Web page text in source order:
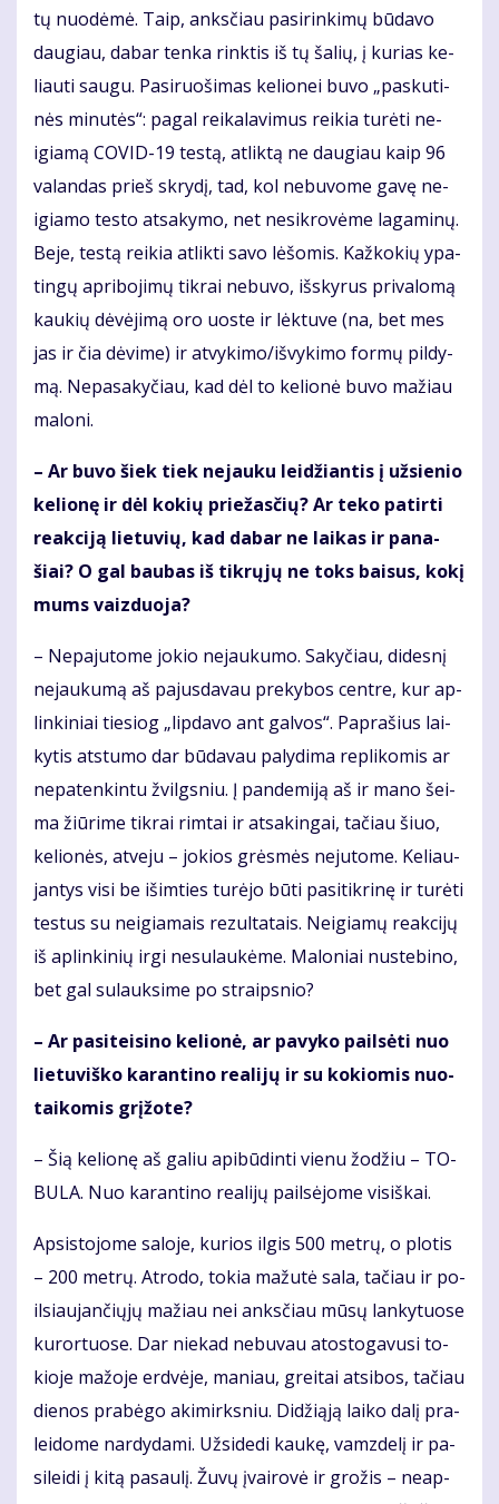
tų nuo­dė­mė. Taip, anks­čiau pa­si­rin­ki­mų bū­da­vo
dau­giau, da­bar ten­ka rink­tis iš tų ša­lių, į ku­rias ke­
liau­ti sau­gu. Pa­si­ruo­ši­mas ke­lio­nei bu­vo „pas­ku­ti­
nės mi­nu­tės“: pa­gal rei­ka­la­vi­mus rei­kia tu­rė­ti ne­
igia­mą CO­VID-19 tes­tą, at­lik­tą ne dau­giau kaip 96
va­lan­das prieš skry­dį, tad, kol ne­bu­vo­me ga­vę ne­
igia­mo tes­to at­sa­ky­mo, net ne­si­kro­vė­me la­ga­mi­nų.
Be­je, tes­tą rei­kia at­lik­ti sa­vo lė­šo­mis. Kaž­ko­kių ypa­
tin­gų ap­ri­bo­ji­mų tik­rai ne­bu­vo, iš­sky­rus pri­va­lo­mą
kau­kių dė­vė­ji­mą oro uos­te ir lėk­tu­ve (na, bet mes
jas ir čia dė­vi­me) ir at­vy­ki­mo/iš­vy­ki­mo for­mų pil­dy­
mą. Ne­pa­sa­ky­čiau, kad dėl to ke­lio­nė bu­vo ma­žiau
ma­lo­ni.
– Ar bu­vo šiek tiek ne­jau­ku lei­džian­tis į už­sie­nio
ke­lio­nę ir dėl ko­kių prie­žas­čių? Ar te­ko pa­tir­ti
re­ak­ci­ją lie­tu­vių, kad da­bar ne lai­kas ir pa­na­
šiai? O gal bau­bas iš tik­rų­jų ne toks bai­sus, ko­kį
mums vaiz­duo­ja?
– Ne­pa­ju­to­me jo­kio ne­jau­ku­mo. Sa­ky­čiau, di­des­nį
ne­jau­ku­mą aš pa­jus­da­vau pre­ky­bos cen­tre, kur ap­
lin­ki­niai tie­siog „lip­da­vo ant gal­vos“. Pa­pra­šius lai­
ky­tis at­stu­mo dar bū­da­vau pa­ly­di­ma re­pli­ko­mis ar
ne­pa­ten­kin­tu žvilgs­niu. Į pan­de­mi­ją aš ir ma­no šei­
ma žiū­ri­me tik­rai rim­tai ir at­sa­kin­gai, ta­čiau šiuo,
ke­lio­nės, at­ve­ju – jo­kios grės­mės ne­ju­to­me. Ke­liau­
jan­tys vi­si be iš­im­ties tu­rė­jo bū­ti pa­si­tik­ri­nę ir tu­rė­ti
tes­tus su ne­igia­mais re­zul­ta­tais. Ne­igia­mų re­ak­ci­jų
iš ap­lin­ki­nių ir­gi ne­su­lau­kė­me. Ma­lo­niai nu­ste­bi­no,
bet gal su­lauk­si­me po straips­nio?
– Ar pa­si­tei­si­no ke­lio­nė, ar pa­vy­ko pail­sė­ti nuo
lie­tu­viš­ko ka­ran­ti­no re­a­li­jų ir su ko­kio­mis nuo­
tai­ko­mis grį­žo­te?
– Šią ke­lio­nę aš ga­liu api­bū­din­ti vie­nu žo­džiu – TO­
BU­LA. Nuo ka­ran­ti­no re­a­li­jų pail­sė­jo­me vi­siš­kai.
Ap­si­sto­jo­me sa­lo­je, ku­rios il­gis 500 met­rų, o plo­tis
– 200 met­rų. At­ro­do, to­kia ma­žu­tė sa­la, ta­čiau ir po­
il­siau­jan­čių­jų ma­žiau nei anks­čiau mū­sų lan­ky­tuo­se
ku­ror­tuo­se. Dar nie­kad ne­bu­vau atos­to­ga­vu­si to­
kio­je ma­žo­je erd­vė­je, ma­niau, grei­tai at­si­bos, ta­čiau
die­nos pra­bė­go aki­mirks­niu. Di­dži­ą­ją lai­ko da­lį pra­
lei­do­me nar­dy­da­mi. Už­si­de­di kau­kę, vamz­de­lį ir pa­
si­lei­di į ki­tą pa­sau­lį. Žu­vų įvai­ro­vė ir gro­žis – ne­ap­